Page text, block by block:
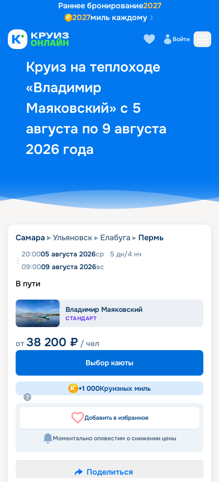
Раннее бронирование2027
2027миль каждому
Войти
Круиз на теплоходе
«Владимир
Маяковский» с 5
августа по 9 августа
2026 года
Выбор кают Маршрут и
Самара Ульяновск Елабуга Пермь
20:0005 августа 2026ср 5 дн/4 нч
09:0009 августа 2026вс
В пути
Владимир Маяковский
СТАНДАРТ
от38 200 ₽ / чел
Выбор каюты
+1 000Круизных миль
Добавить в избранное
Моментально оповестим о снижении цены
Поделиться